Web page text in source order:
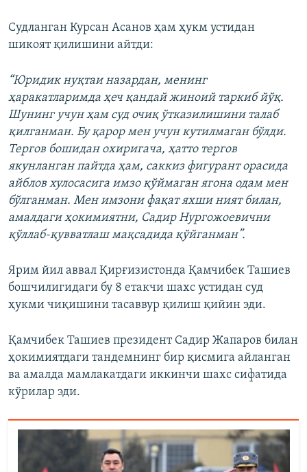
Судланган Курсан Асанов ҳам ҳукм устидан
шикоят қилишини айтди:
“Юридик нуқтаи назардан, менинг
ҳаракатларимда ҳеч қандай жиноий таркиб йўқ.
Шунинг учун ҳам суд очиқ ўтказилишини талаб
қилганман. Бу қарор мен учун кутилмаган бўлди.
Тергов бошидан охиригача, ҳатто тергов
якунланган пайтда ҳам, саккиз фигурант орасида
айблов хулосасига имзо қўймаган ягона одам мен
бўлганман. Мен имзони фақат яхши ният билан,
амалдаги ҳокимиятни, Садир Нургожоевични
қўллаб-қувватлаш мақсадида қўйганман”.
Ярим йил аввал Қирғизистонда Қамчибек Ташиев
бошчилигидаги бу 8 етакчи шахс устидан суд
ҳукми чиқишини тасаввур қилиш қийин эди.
Қамчибек Ташиев президент Садир Жапаров билан
ҳокимиятдаги тандемнинг бир қисмига айланган
ва амалда мамлакатдаги иккинчи шахс сифатида
кўрилар эди.